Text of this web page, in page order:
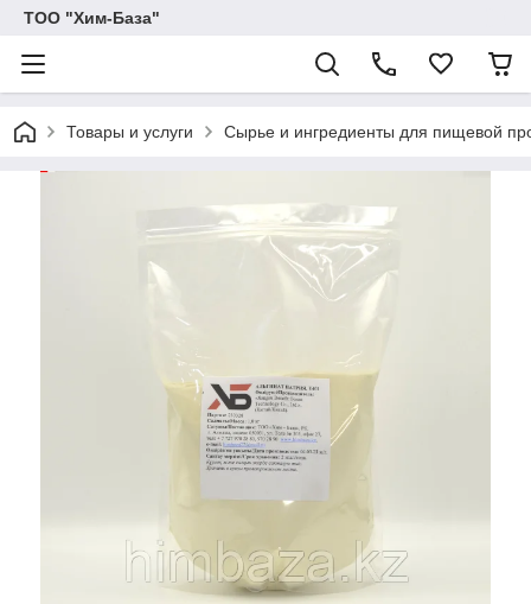
ТОО "Хим-База"
Товары и услуги Сырье и ингредиенты для пищевой